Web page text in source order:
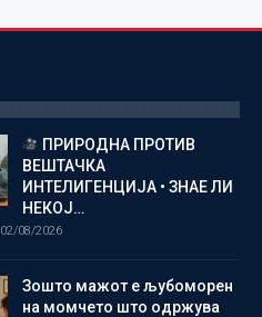
ПРИРОДНА ПРОТИВ
ВЕШТАЧКА
ИНТЕЛИГЕНЦИЈА • ЗНАЕ ЛИ
НЕКОЈ…
02/08/2026
Зошто мажот е љубоморен
на момчето што одржува